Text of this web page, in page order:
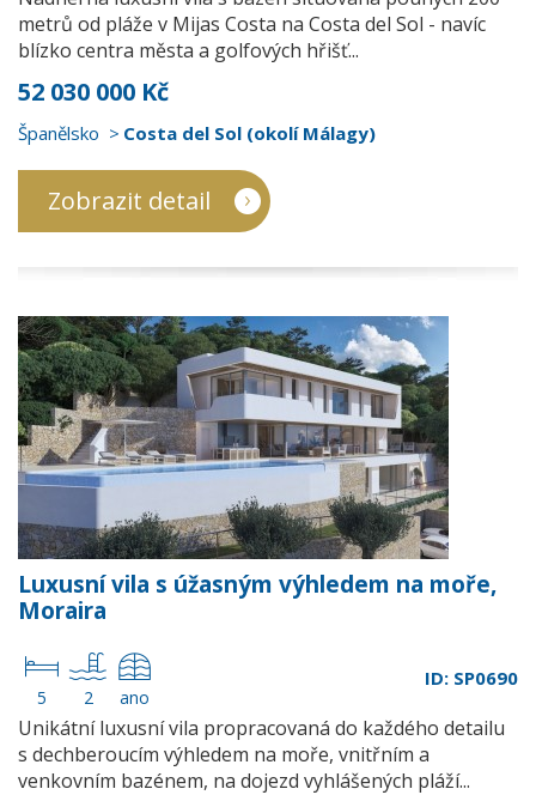
metrů od pláže v Mijas Costa na Costa del Sol - navíc
blízko centra města a golfových hřišť...
52 030 000 Kč
Španělsko Costa del Sol (okolí Málagy)
Zobrazit detail
Luxusní vila s úžasným výhledem na moře,
Moraira
5 2 ano
ID: SP0690
Unikátní luxusní vila propracovaná do každého detailu
s dechberoucím výhledem na moře, vnitřním a
venkovním bazénem, na dojezd vyhlášených pláží...